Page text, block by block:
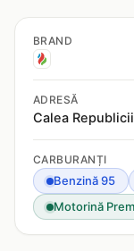
BRAND
ADRESĂ
Calea
CARBURANȚI
Benzină 95
Motorină